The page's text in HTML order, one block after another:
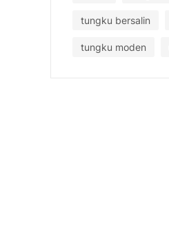
tungku bersalin
tungku moden